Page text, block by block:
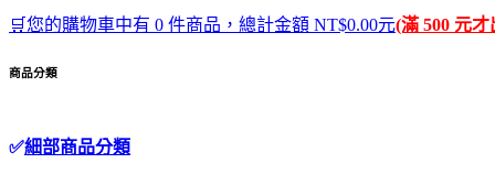
🛒您的購物車中有 0 件商品，總計金額 NT$0.00元(滿 500 元才
商品分類
✅細部商品分類